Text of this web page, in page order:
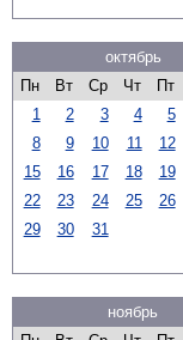
октябрь
Пн
Вт Ср Чт Пт
1
2 3 4 5
8
9 10 11 12
15
16 17 18 19
22
23 24 25 26
29
30 31
ноябрь